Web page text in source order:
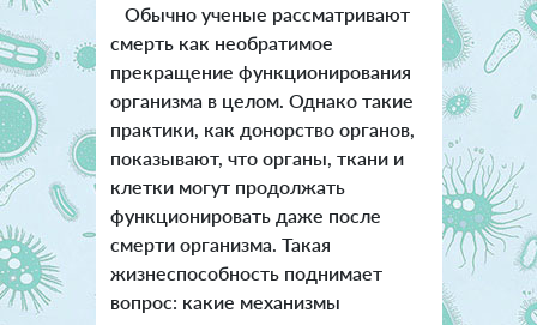
Обычно ученые рассматривают
смерть как необратимое
прекращение функционирования
организма в целом. Однако такие
практики, как донорство органов,
показывают, что органы, ткани и
клетки могут продолжать
функционировать даже после
смерти организма. Такая
жизнеспособность поднимает
вопрос: какие механизмы